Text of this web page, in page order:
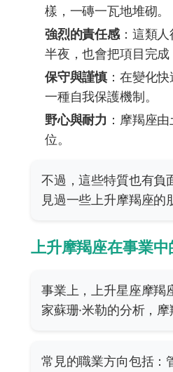
樣，一磚一瓦地堆砌。
強烈的責任感：這類人
半夜，也會把項目完成
保守與謹慎：在變化
一種自我保護機制。
野心與耐力 ：摩羯座
位。
不過，這些特質也有負
見過一些上升摩羯座的
上升摩羯座在事業
事業上，上升星座摩羯
家蘇珊·米勒的分析，
常見的職業方向包括：